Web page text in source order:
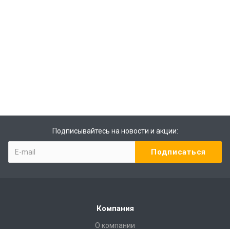
Подписывайтесь на новости и акции:
Компания
О компании